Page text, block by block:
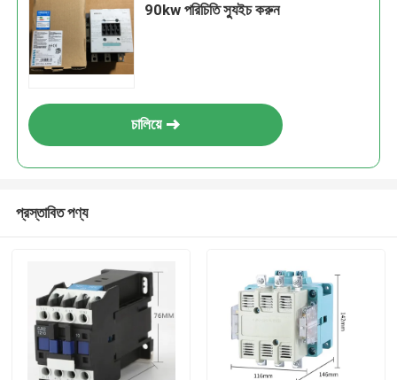
90kw পরিচিতি স্যুইচ করুন
চালিয়ে
প্রস্তাবিত পণ্য